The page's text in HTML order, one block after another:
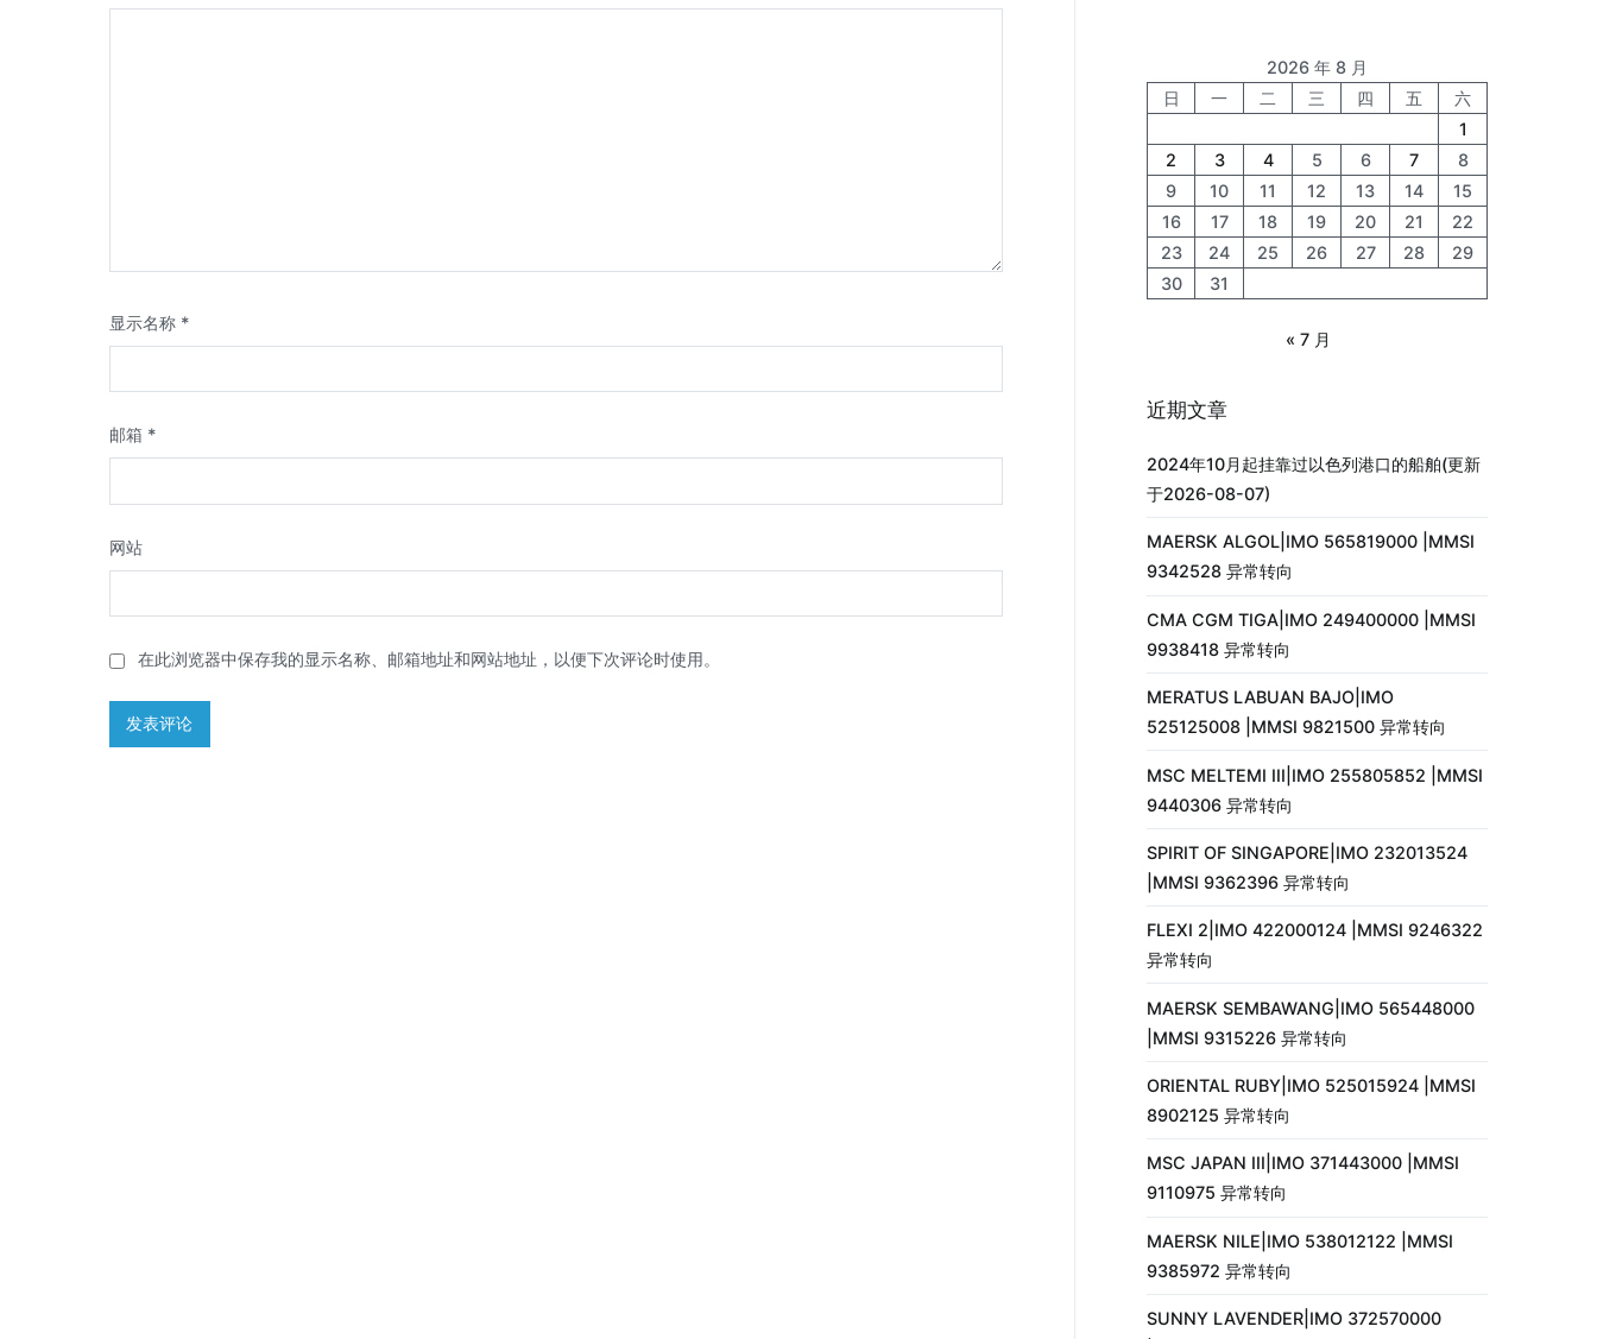
显示名称 *
邮箱 *
网站
在此浏览器中保存我的显示名称、邮箱地址和网站地址，以便下次评论时使用。
2026 年 8 月
日
一 二 三 四 五
六
1
2
3 4 5 6 7
8
9
10 11 12 13 14
15
16
17 18 19 20 21
22
23
24 25 26 27 28
29
30
31
« 7 月
近期文章
2024年10月起挂靠过以色列港口的船舶(更新
于2026-08-07)
MAERSK ALGOL|IMO 565819000 |MMSI
9342528 异常转向
CMA CGM TIGA|IMO 249400000 |MMSI
9938418 异常转向
MERATUS LABUAN BAJO|IMO
525125008 |MMSI 9821500 异常转向
MSC MELTEMI III|IMO 255805852 |MMSI
9440306 异常转向
SPIRIT OF SINGAPORE|IMO 232013524
|MMSI 9362396 异常转向
FLEXI 2|IMO 422000124 |MMSI 9246322
异常转向
MAERSK SEMBAWANG|IMO 565448000
|MMSI 9315226 异常转向
ORIENTAL RUBY|IMO 525015924 |MMSI
8902125 异常转向
MSC JAPAN III|IMO 371443000 |MMSI
9110975 异常转向
MAERSK NILE|IMO 538012122 |MMSI
9385972 异常转向
SUNNY LAVENDER|IMO 372570000